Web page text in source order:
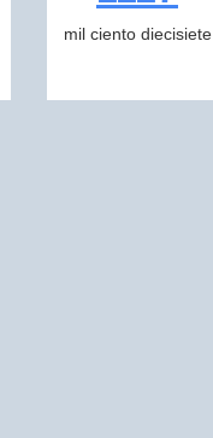
mil ciento diecisiete